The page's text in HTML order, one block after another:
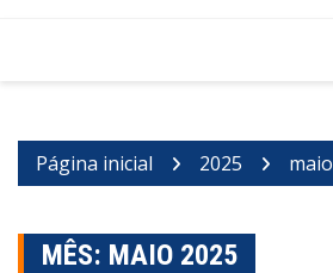
Página inicial 2025 maio
MÊS: MAIO 2025